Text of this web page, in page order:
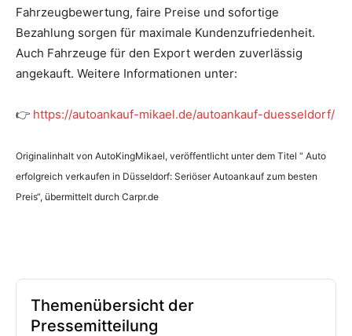
Fahrzeugbewertung, faire Preise und sofortige
Bezahlung sorgen für maximale Kundenzufriedenheit.
Auch Fahrzeuge für den Export werden zuverlässig
angekauft. Weitere Informationen unter:
👉 https://autoankauf-mikael.de/autoankauf-duesseldorf/
Originalinhalt von AutoKingMikael, veröffentlicht unter dem Titel “ Auto
erfolgreich verkaufen in Düsseldorf: Seriöser Autoankauf zum besten
Preis“, übermittelt durch Carpr.de
Themenübersicht der
Pressemitteilung